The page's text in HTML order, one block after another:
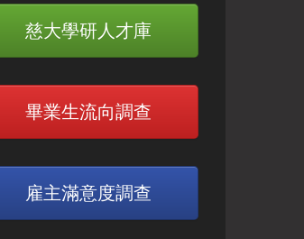
慈大學研人才庫
畢業生流向調查
雇主滿意度調查